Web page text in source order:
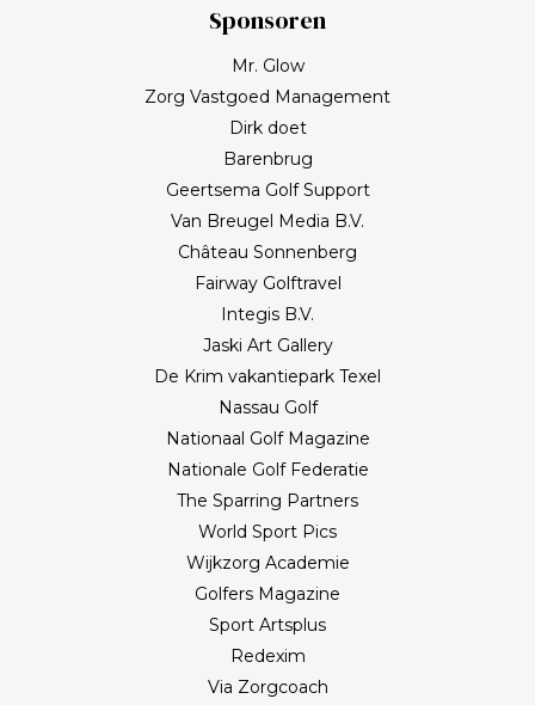
Sponsoren
Mr. Glow
Zorg Vastgoed Management
Dirk doet
Barenbrug
Geertsema Golf Support
Van Breugel Media B.V.
Château Sonnenberg
Fairway Golftravel
Integis B.V.
Jaski Art Gallery
De Krim vakantiepark Texel
Nassau Golf
Nationaal Golf Magazine
Nationale Golf Federatie
The Sparring Partners
World Sport Pics
Wijkzorg Academie
Golfers Magazine
Sport Artsplus
Redexim
Via Zorgcoach